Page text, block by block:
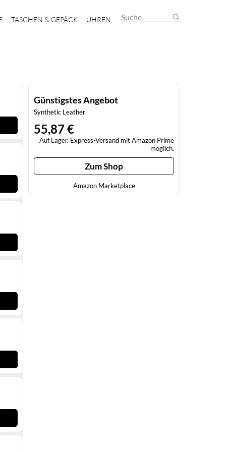
TASCHEN & GEPÄCK UHREN Suche
Günstigstes Angebot
Synthetic Leather
55,87 €
Auf Lager. Express-Versand mit Amazon Prime
möglich.
Zum Shop
Amazon Marketplace